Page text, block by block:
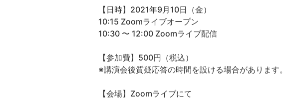
【日時】2021年9月10日（金）
10:15 Zoomライブオープン
10:30 〜 12:00 Zoomライブ配信
【参加費】500円（税込）
※講演会後質疑応答の時間を設ける場合があります。
【会場】Zoomライブにて